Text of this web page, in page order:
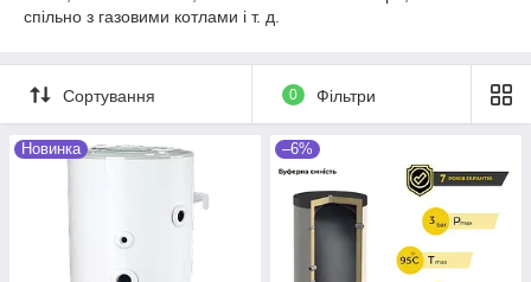
спільно з газовими котлами і т. д.
Сортування 0 Фільтри
Новинка –6%